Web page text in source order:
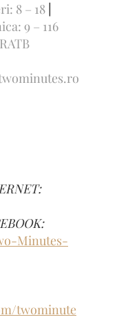
8 – 18
9 – 116
RATB
Minutes-
twominute